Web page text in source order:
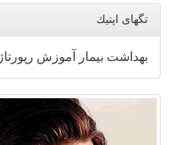
تگهای اپتیك
بهداشت بیمار آموزش رپورتاژ